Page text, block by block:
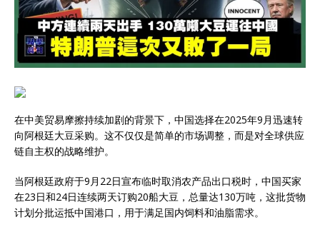
在中美贸易摩擦持续加剧的背景下，中国选择在2025年9月迅速转
向阿根廷大豆采购。这不仅仅是简单的市场调整，而是对全球供应
链自主权的战略维护。
当阿根廷政府于9月22日宣布临时取消农产品出口税时，中国买家
在23日和24日连续两天订购20船大豆，总量达130万吨，这批货物
计划分批运抵中国港口，用于满足国内饲料和油脂需求。